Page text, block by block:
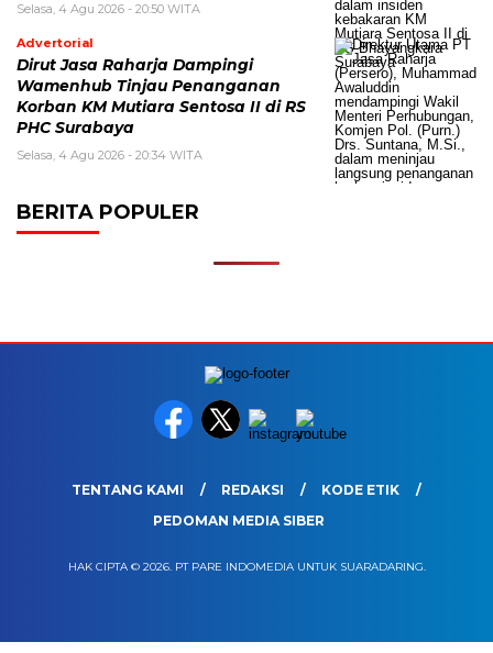
Selasa, 4 Agu 2026 - 20:50 WITA
Advertorial
Dirut Jasa Raharja Dampingi
Wamenhub Tinjau Penanganan
Korban KM Mutiara Sentosa II di RS
PHC Surabaya
Selasa, 4 Agu 2026 - 20:34 WITA
BERITA POPULER
TENTANG KAMI REDAKSI
KODE ETIK
PEDOMAN MEDIA SIBER
HAK CIPTA © 2026. PT PARE INDOMEDIA UNTUK SUARADARING.